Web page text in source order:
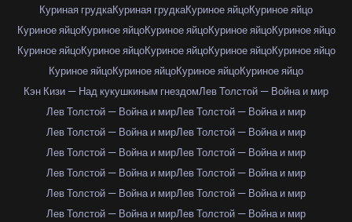
Куриная грудкаКуриная грудкаКуриное яйцоКуриное яйцо
Куриное яйцоКуриное яйцоКуриное яйцоКуриное яйцоКуриное яйцо
Куриное яйцоКуриное яйцоКуриное яйцоКуриное яйцоКуриное яйцо
Куриное яйцоКуриное яйцоКуриное яйцоКуриное яйцо
Кэн Кизи — Над кукушкиным гнездомЛев Толстой — Война и мир
Лев Толстой — Война и мирЛев Толстой — Война и мир
Лев Толстой — Война и мирЛев Толстой — Война и мир
Лев Толстой — Война и мирЛев Толстой — Война и мир
Лев Толстой — Война и мирЛев Толстой — Война и мир
Лев Толстой — Война и мирЛев Толстой — Война и мир
Лев Толстой — Война и мирЛев Толстой — Война и мир